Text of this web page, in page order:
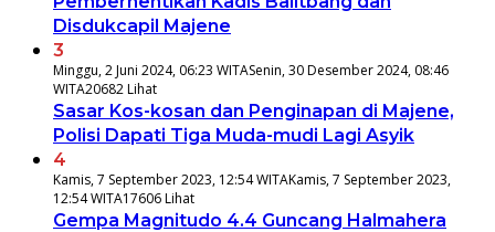
Disdukcapil Majene
3
Minggu, 2 Juni 2024, 06:23 WITASenin, 30 Desember 2024, 08:46
WITA20682 Lihat
Sasar Kos-kosan dan Penginapan di Majene,
Polisi Dapati Tiga Muda-mudi Lagi Asyik
4
Kamis, 7 September 2023, 12:54 WITAKamis, 7 September 2023,
12:54 WITA17606 Lihat
Gempa Magnitudo 4.4 Guncang Halmahera